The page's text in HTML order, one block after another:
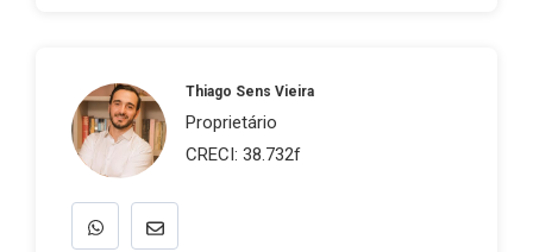
Thiago Sens Vieira
Proprietário
CRECI: 38.732f